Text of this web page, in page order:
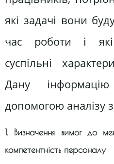
які задачі вони
час роботи і які
суспільні
Дану
допомогою аналізу
1. Визначення вимог до
компетентність персоналу